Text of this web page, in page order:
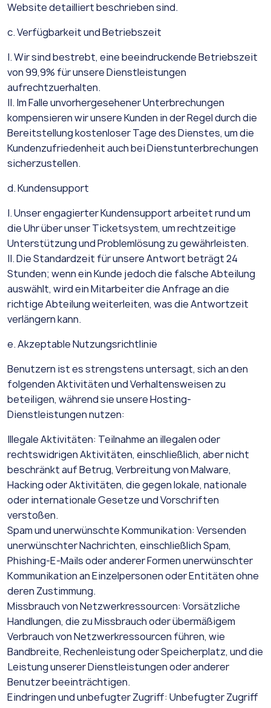
Website detailliert beschrieben sind.
c. Verfügbarkeit und Betriebszeit
I. Wir sind bestrebt, eine beeindruckende Betriebszeit
von 99,9% für unsere Dienstleistungen
aufrechtzuerhalten.
II. Im Falle unvorhergesehener Unterbrechungen
kompensieren wir unsere Kunden in der Regel durch die
Bereitstellung kostenloser Tage des Dienstes, um die
Kundenzufriedenheit auch bei Dienstunterbrechungen
sicherzustellen.
d. Kundensupport
I. Unser engagierter Kundensupport arbeitet rund um
die Uhr über unser Ticketsystem, um rechtzeitige
Unterstützung und Problemlösung zu gewährleisten.
II. Die Standardzeit für unsere Antwort beträgt 24
Stunden; wenn ein Kunde jedoch die falsche Abteilung
auswählt, wird ein Mitarbeiter die Anfrage an die
richtige Abteilung weiterleiten, was die Antwortzeit
verlängern kann.
e. Akzeptable Nutzungsrichtlinie
Benutzern ist es strengstens untersagt, sich an den
folgenden Aktivitäten und Verhaltensweisen zu
beteiligen, während sie unsere Hosting-
Dienstleistungen nutzen:
Illegale Aktivitäten: Teilnahme an illegalen oder
rechtswidrigen Aktivitäten, einschließlich, aber nicht
beschränkt auf Betrug, Verbreitung von Malware,
Hacking oder Aktivitäten, die gegen lokale, nationale
oder internationale Gesetze und Vorschriften
verstoßen.
Spam und unerwünschte Kommunikation: Versenden
unerwünschter Nachrichten, einschließlich Spam,
Phishing-E-Mails oder anderer Formen unerwünschter
Kommunikation an Einzelpersonen oder Entitäten ohne
deren Zustimmung.
Missbrauch von Netzwerkressourcen: Vorsätzliche
Handlungen, die zu Missbrauch oder übermäßigem
Verbrauch von Netzwerkressourcen führen, wie
Bandbreite, Rechenleistung oder Speicherplatz, und die
Leistung unserer Dienstleistungen oder anderer
Benutzer beeinträchtigen.
Eindringen und unbefugter Zugriff: Unbefugter Zugriff